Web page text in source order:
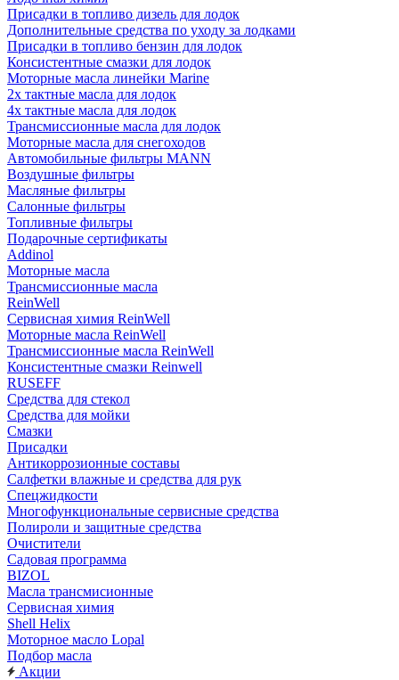
Присадки в топливо дизель для лодок
Дополнительные средства по уходу за лодками
Присадки в топливо бензин для лодок
Консистентные смазки для лодок
Моторные масла линейки Marine
2х тактные масла для лодок
4х тактные масла для лодок
Трансмиссионные масла для лодок
Моторные масла для снегоходов
Автомобильные фильтры MANN
Воздушные фильтры
Масляные фильтры
Салонные фильтры
Топливные фильтры
Подарочные сертификаты
Addinol
Моторные масла
Трансмиссионные масла
ReinWell
Сервисная химия ReinWell
Моторные масла ReinWell
Трансмиссионные масла ReinWell
Консистентные смазки Reinwell
RUSEFF
Средства для стекол
Средства для мойки
Смазки
Присадки
Антикоррозионные составы
Салфетки влажные и средства для рук
Спецжидкости
Многофункциональные сервисные средства
Полироли и защитные средства
Очистители
Садовая программа
BIZOL
Масла трансмисионные
Сервисная химия
Shell Helix
Моторное масло Lopal
Подбор масла
Акции